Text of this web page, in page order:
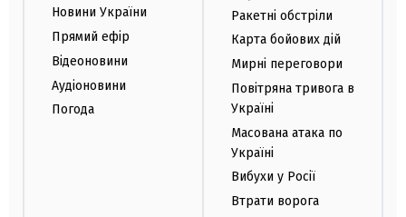
Новини України
Прямий ефір
Відеоновини
Аудіоновини
Погода
Ракетні обстріли
Карта бойових дій
Мирні переговори
Повітряна тривога в
Україні
Масована атака по
Україні
Вибухи у Росії
Втрати ворога